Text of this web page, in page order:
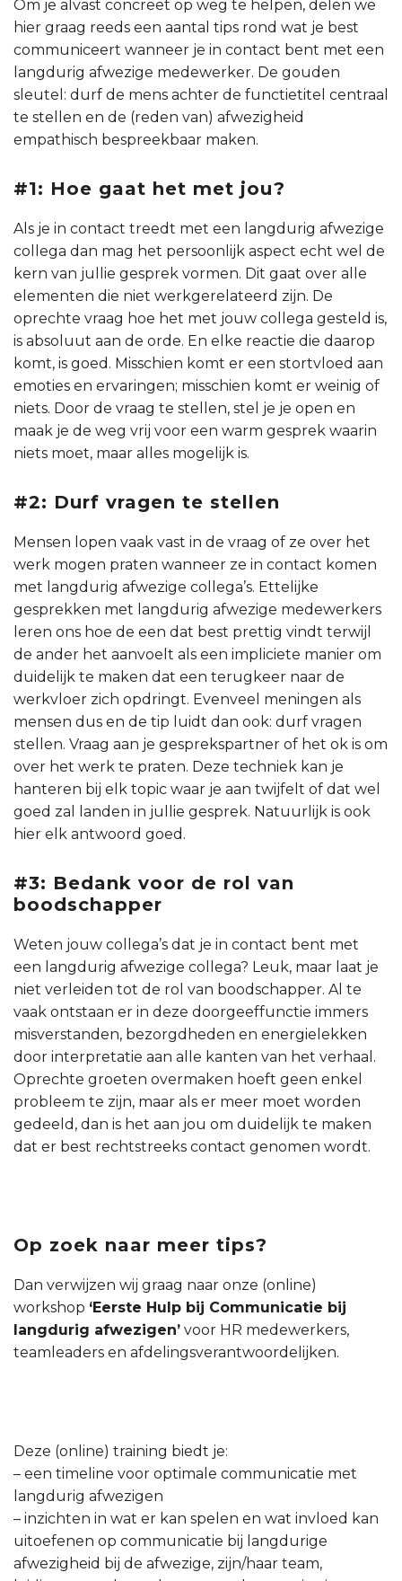
Om je alvast concreet op weg te helpen, delen we
hier graag reeds een aantal tips rond wat je best
communiceert wanneer je in contact bent met een
langdurig afwezige medewerker. De gouden
sleutel: durf de mens achter de functietitel centraal
te stellen en de (reden van) afwezigheid
empathisch bespreekbaar maken.
#1: Hoe gaat het met jou?
Als je in contact treedt met een langdurig afwezige
collega dan mag het persoonlijk aspect echt wel de
kern van jullie gesprek vormen. Dit gaat over alle
elementen die niet werkgerelateerd zijn. De
oprechte vraag hoe het met jouw collega gesteld is,
is absoluut aan de orde. En elke reactie die daarop
komt, is goed. Misschien komt er een stortvloed aan
emoties en ervaringen; misschien komt er weinig of
niets. Door de vraag te stellen, stel je je open en
maak je de weg vrij voor een warm gesprek waarin
niets moet, maar alles mogelijk is.
#2: Durf vragen te stellen
Mensen lopen vaak vast in de vraag of ze over het
werk mogen praten wanneer ze in contact komen
met langdurig afwezige collega’s. Ettelijke
gesprekken met langdurig afwezige medewerkers
leren ons hoe de een dat best prettig vindt terwijl
de ander het aanvoelt als een impliciete manier om
duidelijk te maken dat een terugkeer naar de
werkvloer zich opdringt. Evenveel meningen als
mensen dus en de tip luidt dan ook: durf vragen
stellen. Vraag aan je gesprekspartner of het ok is om
over het werk te praten. Deze techniek kan je
hanteren bij elk topic waar je aan twijfelt of dat wel
goed zal landen in jullie gesprek. Natuurlijk is ook
hier elk antwoord goed.
#3: Bedank voor de rol van
boodschapper
Weten jouw collega’s dat je in contact bent met
een langdurig afwezige collega? Leuk, maar laat je
niet verleiden tot de rol van boodschapper. Al te
vaak ontstaan er in deze doorgeeffunctie immers
misverstanden, bezorgdheden en energielekken
door interpretatie aan alle kanten van het verhaal.
Oprechte groeten overmaken hoeft geen enkel
probleem te zijn, maar als er meer moet worden
gedeeld, dan is het aan jou om duidelijk te maken
dat er best rechtstreeks contact genomen wordt.
Op zoek naar meer tips?
Dan verwijzen wij graag naar onze (online)
workshop ‘Eerste Hulp bij Communicatie bij
langdurig afwezigen’ voor HR medewerkers,
teamleaders en afdelingsverantwoordelijken.
Deze (online) training biedt je:
– een timeline voor optimale communicatie met
langdurig afwezigen
– inzichten in wat er kan spelen en wat invloed kan
uitoefenen op communicatie bij langdurige
afwezigheid bij de afwezige, zijn/haar team,